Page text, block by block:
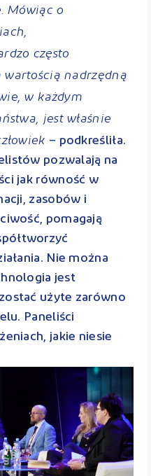
Mówiąc o
często
wartością nadrzędną
w każdym
jest właśnie
– podkreśliła.
pozwalają na
jak równość w
zasobów i
pomagają
Nie można
jest
użyte zarówno
Paneliści
jakie niesie